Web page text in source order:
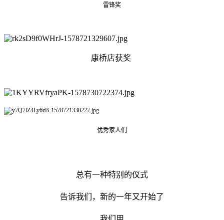
雷锋奖
康桥店获奖
优秀家人们
总有一种特别的仪式
告诉我们，新的一年又开始了